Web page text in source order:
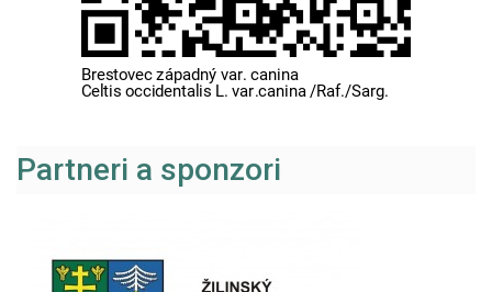
Partneri a sponzori